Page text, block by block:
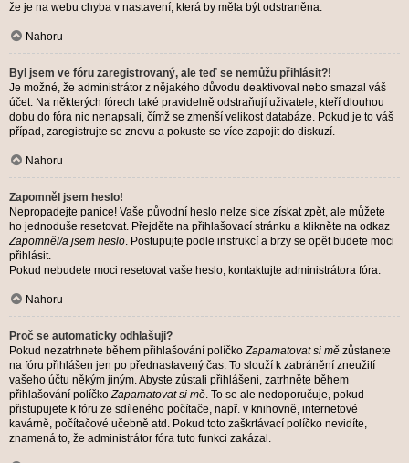
že je na webu chyba v nastavení, která by měla být odstraněna.
Nahoru
Byl jsem ve fóru zaregistrovaný, ale teď se nemůžu přihlásit?!
Je možné, že administrátor z nějakého důvodu deaktivoval nebo smazal váš
účet. Na některých fórech také pravidelně odstraňují uživatele, kteří dlouhou
dobu do fóra nic nenapsali, čímž se zmenší velikost databáze. Pokud je to váš
případ, zaregistrujte se znovu a pokuste se více zapojit do diskuzí.
Nahoru
Zapomněl jsem heslo!
Nepropadejte panice! Vaše původní heslo nelze sice získat zpět, ale můžete
ho jednoduše resetovat. Přejděte na přihlašovací stránku a klikněte na odkaz
Zapomněl/a jsem heslo. Postupujte podle instrukcí a brzy se opět budete moci
přihlásit.
Pokud nebudete moci resetovat vaše heslo, kontaktujte administrátora fóra.
Nahoru
Proč se automaticky odhlašuji?
Pokud nezatrhnete během přihlašování políčkoZapamatovat si mě zůstanete
na fóru přihlášen jen po přednastavený čas. To slouží k zabránění zneužití
vašeho účtu někým jiným. Abyste zůstali přihlášeni, zatrhněte během
přihlašování políčkoZapamatovat si mě. To se ale nedoporučuje, pokud
přistupujete k fóru ze sdíleného počítače, např. v knihovně, internetové
kavárně, počítačové učebně atd. Pokud toto zaškrtávací políčko nevidíte,
znamená to, že administrátor fóra tuto funkci zakázal.